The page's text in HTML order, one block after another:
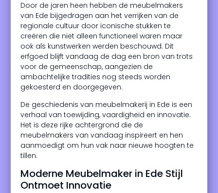
Door de jaren heen hebben de meubelmakers
van Ede bijgedragen aan het verrijken van de
regionale cultuur door iconische stukken te
creëren die niet alleen functioneel waren maar
ook als kunstwerken werden beschouwd. Dit
erfgoed blijft vandaag de dag een bron van trots
voor de gemeenschap, aangezien de
ambachtelijke tradities nog steeds worden
gekoesterd en doorgegeven.
De geschiedenis van meubelmakerij in Ede is een
verhaal van toewijding, vaardigheid en innovatie.
Het is deze rijke achtergrond die de
meubelmakers van vandaag inspireert en hen
aanmoedigt om hun vak naar nieuwe hoogten te
tillen.
Moderne Meubelmaker in Ede Stijl
Ontmoet Innovatie